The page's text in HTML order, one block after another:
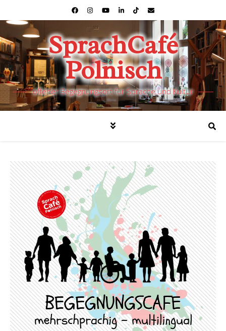
SprachCafé
Polnisch
offener Begegnungsort für Sprache und Kultur